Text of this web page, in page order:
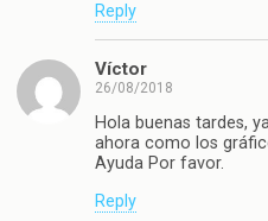
Reply
Víctor
26/08/2018
Hola buenas tardes,
ahora como los
Ayuda Por favor.
Reply